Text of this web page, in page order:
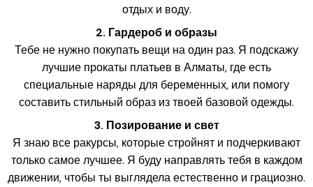
отдых и воду.
2. Гардероб и образы
Тебе не нужно покупать вещи на один раз. Я подскажу
лучшие прокаты платьев в Алматы, где есть
специальные наряды для беременных, или помогу
составить стильный образ из твоей базовой одежды.
3. Позирование и свет
Я знаю все ракурсы, которые стройнят и подчеркивают
только самое лучшее. Я буду направлять тебя в каждом
движении, чтобы ты выглядела естественно и грациозно.